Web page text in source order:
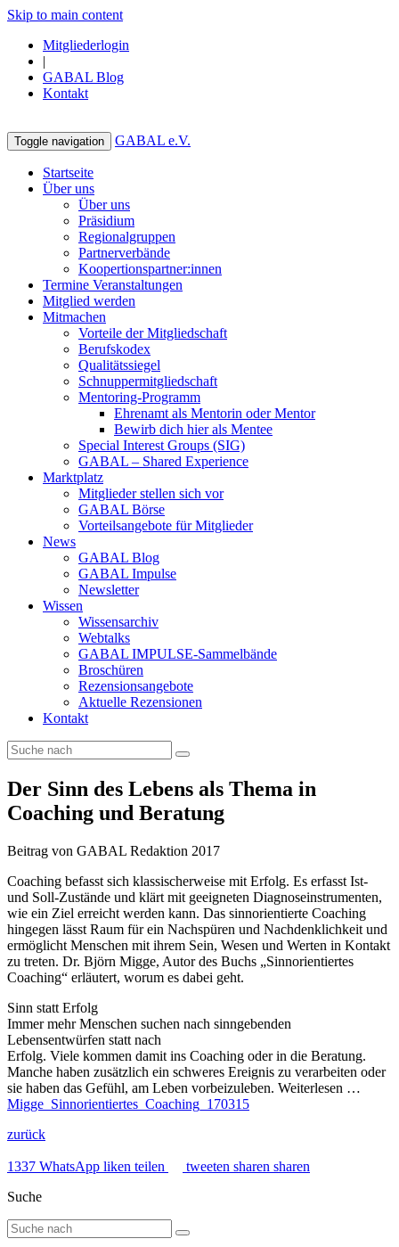
Skip to main content
Mitgliederlogin
|
GABAL Blog
Kontakt
Toggle navigation GABAL e.V.
Startseite
Über uns
Über uns
Präsidium
Regionalgruppen
Partnerverbände
Koopertionspartner:innen
Termine Veranstaltungen
Mitglied werden
Mitmachen
Vorteile der Mitgliedschaft
Berufskodex
Qualitätssiegel
Schnuppermitgliedschaft
Mentoring-Programm
Ehrenamt als Mentorin oder Mentor
Bewirb dich hier als Mentee
Special Interest Groups (SIG)
GABAL – Shared Experience
Marktplatz
Mitglieder stellen sich vor
GABAL Börse
Vorteilsangebote für Mitglieder
News
GABAL Blog
GABAL Impulse
Newsletter
Wissen
Wissensarchiv
Webtalks
GABAL IMPULSE-Sammelbände
Broschüren
Rezensionsangebote
Aktuelle Rezensionen
Kontakt
Der Sinn des Lebens als Thema in
Coaching und Beratung
Beitrag von GABAL Redaktion 2017
Coaching befasst sich klassischerweise mit Erfolg. Es erfasst Ist-
und Soll-Zustände und klärt mit geeigneten Diagnoseinstrumenten,
wie ein Ziel erreicht werden kann. Das sinnorientierte Coaching
hingegen lässt Raum für ein Nachspüren und Nachdenklichkeit und
ermöglicht Menschen mit ihrem Sein, Wesen und Werten in Kontakt
zu treten. Dr. Björn Migge, Autor des Buchs „Sinnorientiertes
Coaching“ erläutert, worum es dabei geht.
Sinn statt Erfolg
Immer mehr Menschen suchen nach sinngebenden
Lebensentwürfen statt nach
Erfolg. Viele kommen damit ins Coaching oder in die Beratung.
Manche haben zusätzlich ein schweres Ereignis zu verarbeiten oder
sie haben das Gefühl, am Leben vorbeizuleben. Weiterlesen …
Migge_Sinnorientiertes_Coaching_170315
zurück
1337 WhatsApp liken teilen tweeten sharen sharen
Suche